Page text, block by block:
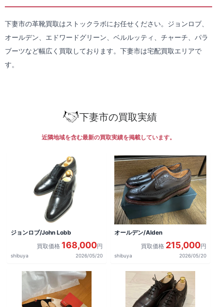
下妻市の革靴買取はストックラボにお任せください。ジョンロブ、
オールデン、エドワードグリーン、ベルルッティ、チャーチ、パラ
ブーツなど幅広く買取しております。下妻市は宅配買取エリアで
す。
下妻市の買取実績
近隣地域を含む最新の買取実績を掲載しています。
ジョンロブ/John Lobb
買取価格 168,000円
shibuya 2026/05/20
オールデン/Alden
買取価格 215,000円
shibuya 2026/05/20